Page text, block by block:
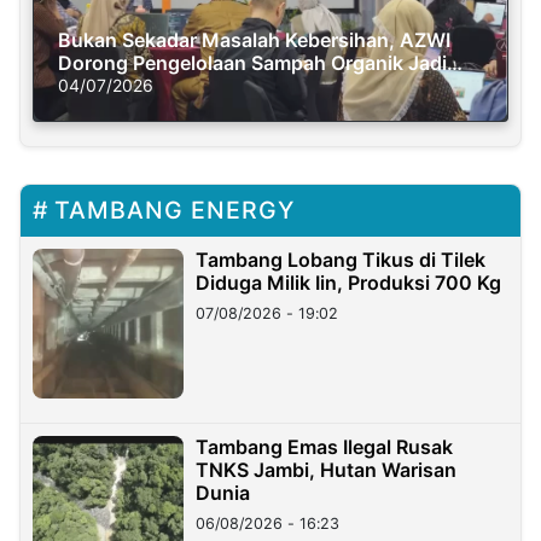
Bukan Sekadar Masalah Kebersihan, AZWI
Dorong Pengelolaan Sampah Organik Jadi
Solusi Krisis Iklim
04/07/2026
TAMBANG ENERGY
Tambang Lobang Tikus di Tilek
Diduga Milik Iin, Produksi 700 Kg
07/08/2026 - 19:02
Tambang Emas Ilegal Rusak
TNKS Jambi, Hutan Warisan
Dunia
06/08/2026 - 16:23